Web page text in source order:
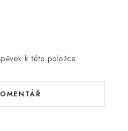
k této položce.